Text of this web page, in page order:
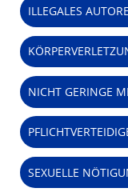
ILLEGALES
NICHT GERINGE
SEXUELLE